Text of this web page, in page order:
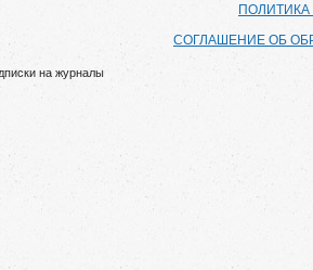
СОГЛАШЕНИЕ ОБ
на журналы